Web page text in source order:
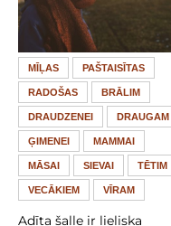
MĪĻAS PAŠTAISĪTAS
RADOŠAS BRĀLIM
DRAUDZENEI DRAUGAM
ĢIMENEI MAMMAI
MĀSAI SIEVAI TĒTIM
VECĀKIEM VĪRAM
Adīta šalle ir lieliska